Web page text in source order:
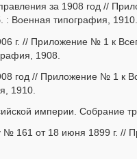
за 1908 год //
: Военная типография, 1910.
г. // Приложение № 1 к
1908.
год // Приложение № 1 к
1910.
империи. Собрание
№ 161 от 18 июня 1899 г. //